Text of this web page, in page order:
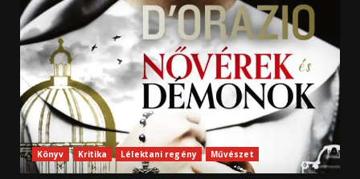
Könyv Kritika Lélektani regény Művészet